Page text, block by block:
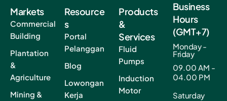
Markets
Commercial
Building
Plantation
&
Agriculture
Mining &
Resource
s
Portal
Pelanggan
Blog
Lowongan
Kerja
Products
&
Services
Fluid
Pumps
Induction
Motor
Business
Hours
(GMT+7)
Monday -
Friday
09.00 AM -
04.00 PM
Saturday